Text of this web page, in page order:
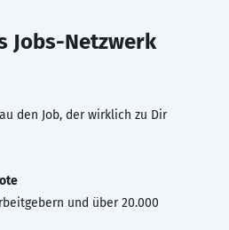
Jobs-Netzwerk
den Job, der wirklich zu Dir
und über 20.000